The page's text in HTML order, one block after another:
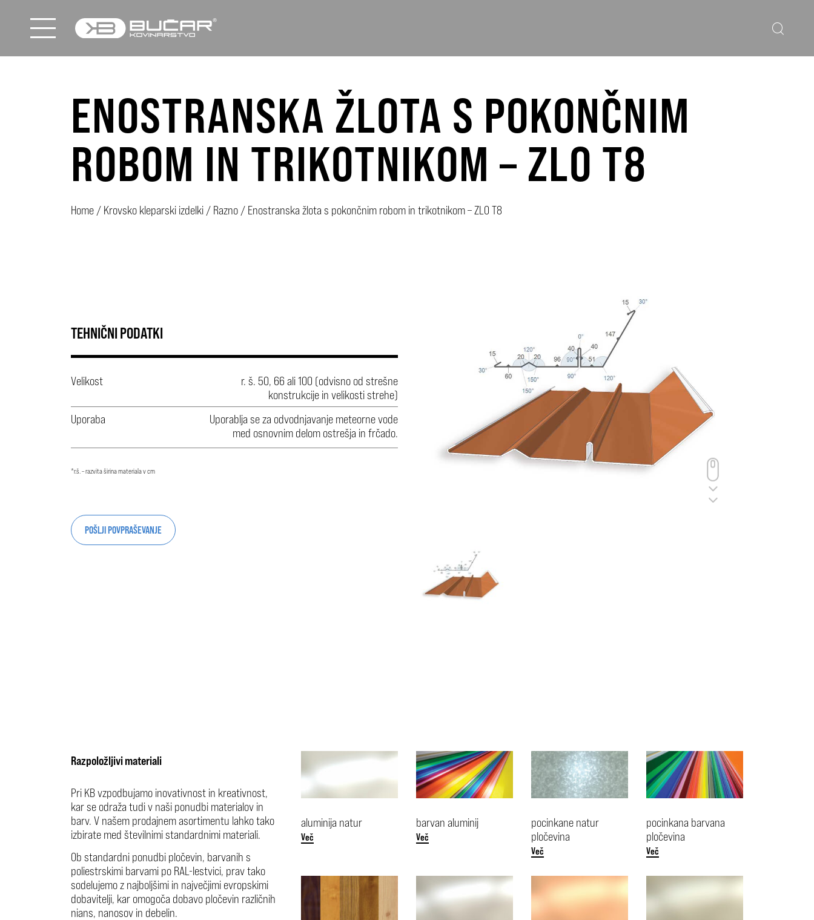
ENOSTRANSKA ŽLOTA S POKONČNIM
ROBOM IN TRIKOTNIKOM – ZLO T8
Home / Krovsko kleparski izdelki / Razno / Enostranska žlota s pokončnim robom in trikotnikom – ZLO T8
TEHNIČNI PODATKI
Velikost
r. š. 50, 66 ali 100 (odvisno od strešne
konstrukcije in velikosti strehe)
Uporaba
Uporablja se za odvodnjavanje meteorne vode
med osnovnim delom ostrešja in frčado.
*r.š. – razvita širina materiala v cm
POŠLJI POVPRAŠEVANJE
Scroll Down
Razpoložljivi materiali
Pri KB vzpodbujamo inovativnost in kreativnost,
kar se odraža tudi v naši ponudbi materialov in
barv. V našem prodajnem asortimentu lahko tako
izbirate med številnimi standardnimi materiali.
Ob standardni ponudbi pločevin, barvanih s
poliestrskimi barvami po RAL-lestvici, prav tako
sodelujemo z najboljšimi in največjimi evropskimi
dobavitelji, kar omogoča dobavo pločevin različnih
nians, nanosov in debelin.
aluminija natur
Več
barvan aluminij
Več
pocinkane natur
pločevina
Več
pocinkana barvana
pločevina
Več